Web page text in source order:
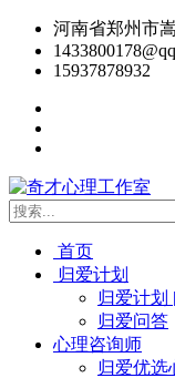
河南省郑州市
15937878932
首页
归爱计划
归爱计划
归爱问答
心理咨询师
归爱优选